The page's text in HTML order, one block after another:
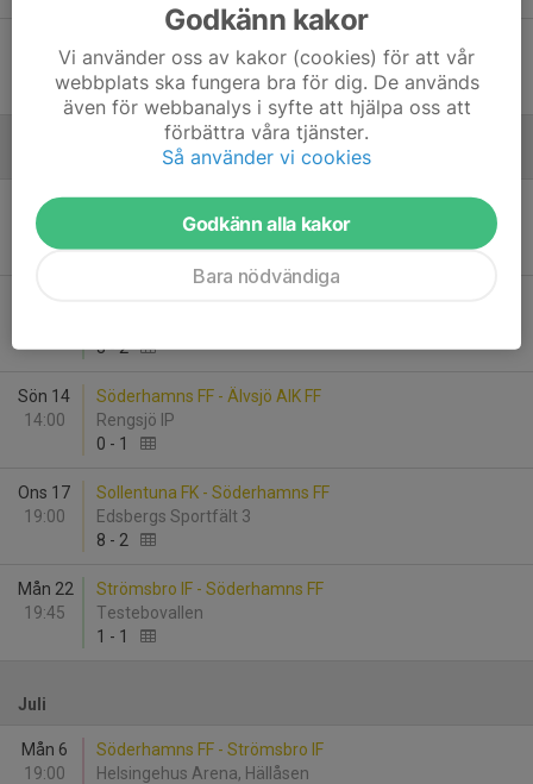
12:30
Jernvallen A-planen
2 -0
Sön 7
14:00
Söderhamns FF - Järfälla FF Academy
2-6
3-2
Sön 14
14:00
Söderhamns FF - Älvsjö AIK FF
Rengsjö IP
0 - 1
Ons 17
19:00
Sollentuna FK - Söderhamns FF
Edsbergs Sportfält 3
8 - 2
Mån 22
19:45
Strömsbro IF - Söderhamns FF
Testebovallen
1 - 1
Juli
Mån 6
19:00
Söderhamns FF - Strömsbro IF
Helsingehus Arena, Hällåsen
Godkänn kakor
Vi använder oss av kakor (cookies) för att vår
webbplats ska fungera bra för dig. De används
även för webbanalys i syfte att hjälpa oss att
förbättra våra tjänster.
Så använder vi cookies
Godkänn alla kakor
Bara nödvändiga